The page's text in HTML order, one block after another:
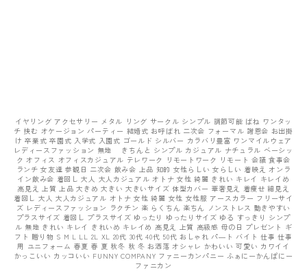
イヤリング アクセサリー メタル リング サークル シンプル 調節可能 ばね ワンタッ
チ 挟む オケージョン パーティー 結婚式 お呼ばれ 二次会 フォーマル 謝恩会 お出掛
け 卒業式 卒園式 入学式 入園式 ゴールド シルバー カラバリ豊富 ワンマイルウェア
レディースファッション 無地 きちんと シンプル カジュアル ナチュラル ベーシッ
ク オフィス オフィスカジュアル テレワーク リモートワーク リモート 会議 食事会
ランチ 女友達 参観日 二次会 飲み会 上品 知的 女性らしい 女らしい 着映え オンラ
イン飲み会 着回し 大人 大人カジュアル オトナ 女性 綺麗 きれい キレイ キレイめ
高見え 上質 上品 大きめ 大きい 大きいサイズ 体型カバー 華奢見え 着痩せ 細見え
着回し 大人 大人カジュアル オトナ 女性 綺麗 女性 女性服 アースカラー フリーサイ
ズ レディースファッション ラクチン 楽 らくちん 楽ちん ノンストレス 動きやすい
プラスサイズ 着回し プラスサイズ ゆったり ゆったりサイズ ゆる すっきり シンプ
ル 無地 きれい キレイ きれいめ キレイめ 高見え 上質 高級感 母の日 プレゼント ギ
フト 贈り物 S M L LL 2L XL 20代 30代 40代 50代 おしゃれ パ―ト バイト 仕事 仕事
用 ユニフォーム 春夏 春 夏 秋冬 秋 冬 お洒落 オシャレ かわいい 可愛い カワイイ
かっこいい カッコいい FUNNY COMPANY ファニーカンパニー ふぁにーかんぱにー
ファニカン